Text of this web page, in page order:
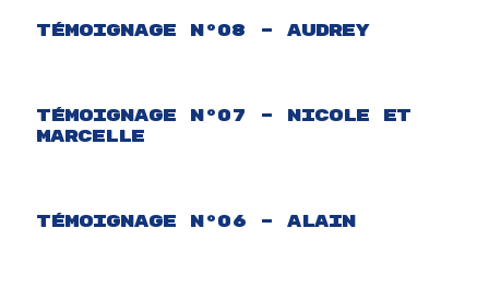
Témoignage N°08 – Audrey
Témoignage N°07 – Nicole et
Marcelle
Témoignage N°06 – Alain